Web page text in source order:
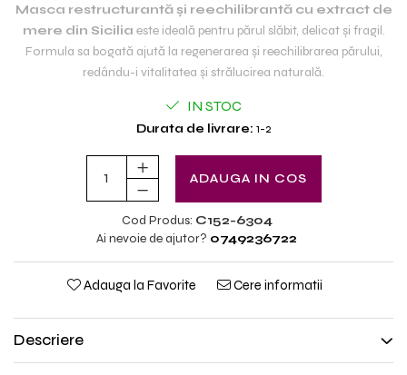
Masca restructurantă și reechilibrantă cu extract de
mere din Sicilia este ideală pentru părul slăbit, delicat și fragil.
Formula sa bogată ajută la regenerarea și reechilibrarea părului,
redându-i vitalitatea și strălucirea naturală.
IN STOC
Durata de livrare: 1-2
ADAUGA IN COS
Cod Produs: C152-6304
Ai nevoie de ajutor? 0749236722
Adauga la Favorite Cere informatii
Descriere